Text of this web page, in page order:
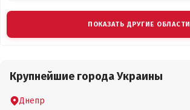
ПОКАЗАТЬ ДРУГИЕ ОБЛАСТИ
Крупнейшие города Украины
Днепр